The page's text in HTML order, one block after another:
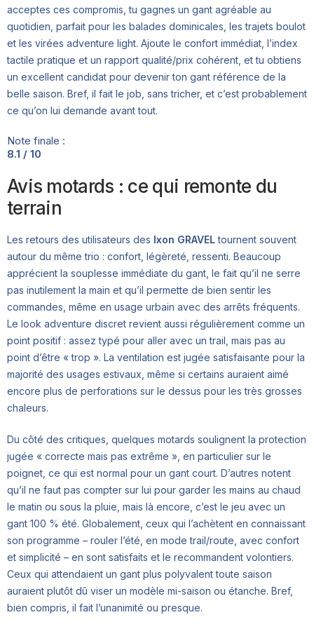
acceptes ces compromis, tu gagnes un gant agréable au
quotidien, parfait pour les balades dominicales, les trajets boulot
et les virées adventure light. Ajoute le confort immédiat, l’index
tactile pratique et un rapport qualité/prix cohérent, et tu obtiens
un excellent candidat pour devenir ton gant référence de la
belle saison. Bref, il fait le job, sans tricher, et c’est probablement
ce qu’on lui demande avant tout.
Note finale :
8.1 / 10
Avis motards : ce qui remonte du
terrain
Les retours des utilisateurs des Ixon GRAVELtournent souvent
autour du même trio : confort, légèreté, ressenti. Beaucoup
apprécient la souplesse immédiate du gant, le fait qu’il ne serre
pas inutilement la main et qu’il permette de bien sentir les
commandes, même en usage urbain avec des arrêts fréquents.
Le look adventure discret revient aussi régulièrement comme un
point positif : assez typé pour aller avec un trail, mais pas au
point d’être « trop ». La ventilation est jugée satisfaisante pour la
majorité des usages estivaux, même si certains auraient aimé
encore plus de perforations sur le dessus pour les très grosses
chaleurs.
Du côté des critiques, quelques motards soulignent la protection
jugée « correcte mais pas extrême », en particulier sur le
poignet, ce qui est normal pour un gant court. D’autres notent
qu’il ne faut pas compter sur lui pour garder les mains au chaud
le matin ou sous la pluie, mais là encore, c’est le jeu avec un
gant 100 % été. Globalement, ceux qui l’achètent en connaissant
son programme – rouler l’été, en mode trail/route, avec confort
et simplicité – en sont satisfaits et le recommandent volontiers.
Ceux qui attendaient un gant plus polyvalent toute saison
auraient plutôt dû viser un modèle mi-saison ou étanche. Bref,
bien compris, il fait l’unanimité ou presque.